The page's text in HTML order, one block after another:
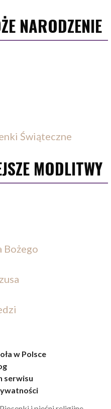
NARODZENIE
Świąteczne
MODLITWY
Bożego
w Polsce
serwisu